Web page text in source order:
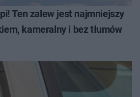
Ten zalew jest najmniejszy
kameralny i bez tłumów